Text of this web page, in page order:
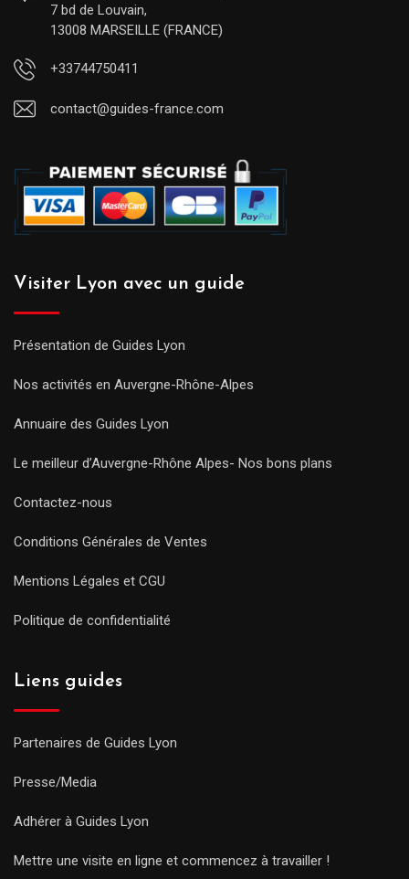
7 bd de Louvain,
13008 MARSEILLE (FRANCE)
+33744750411
contact@guides-france.com
Visiter Lyon avec un guide
Présentation de Guides Lyon
Nos activités en Auvergne-Rhône-Alpes
Annuaire des Guides Lyon
Le meilleur d’Auvergne-Rhône Alpes- Nos bons plans
Contactez-nous
Conditions Générales de Ventes
Mentions Légales et CGU
Politique de confidentialité
Liens guides
Partenaires de Guides Lyon
Presse/Media
Adhérer à Guides Lyon
Mettre une visite en ligne et commencez à travailler !